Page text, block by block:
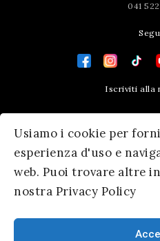
Usiamo i cookie per
esperienza d'uso e
web. Puoi trovare altre
nostra Privacy Policy
041
Iscriviti alla